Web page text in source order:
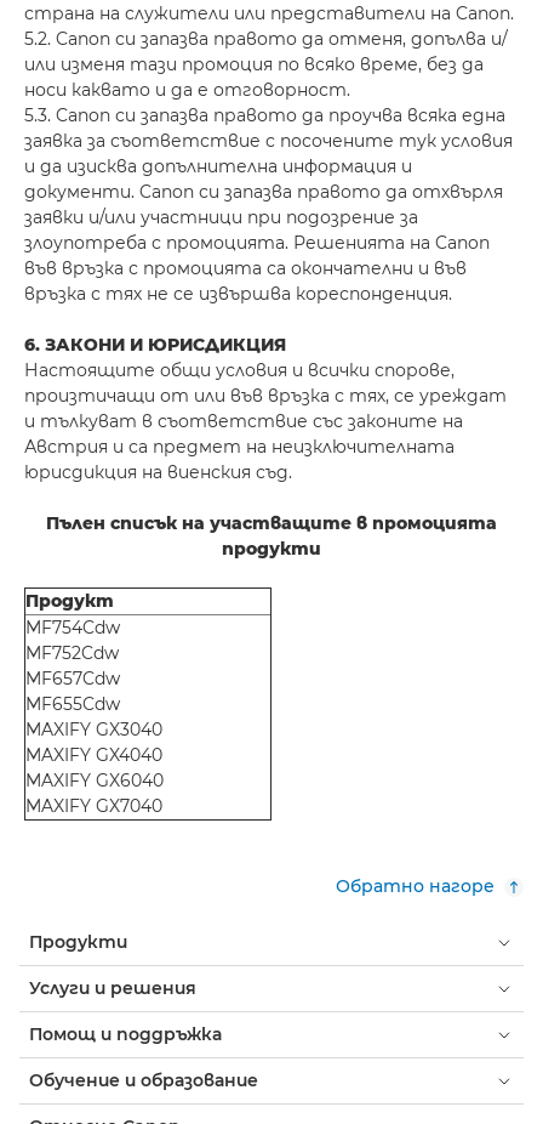
страна на служители или представители на Canon.
5.2. Canon си запазва правото да отменя, допълва и/
или изменя тази промоция по всяко време, без да
носи каквато и да е отговорност.
5.3. Canon си запазва правото да проучва всяка една
заявка за съответствие с посочените тук условия
и да изисква допълнителна информация и
документи. Canon си запазва правото да отхвърля
заявки и/или участници при подозрение за
злоупотреба с промоцията. Решенията на Canon
във връзка с промоцията са окончателни и във
връзка с тях не се извършва кореспонденция.
6. ЗАКОНИ И ЮРИСДИКЦИЯ
Настоящите общи условия и всички спорове,
произтичащи от или във връзка с тях, се уреждат
и тълкуват в съответствие със законите на
Австрия и са предмет на неизключителната
юрисдикция на виенския съд.
Пълен списък на участващите в промоцията
продукти
Продукт
MF754Cdw
MF752Cdw
MF657Cdw
MF655Cdw
MAXIFY GX3040
MAXIFY GX4040
MAXIFY GX6040
MAXIFY GX7040
Обратно нагоре
Продукти
Услуги и решения
Помощ и поддръжка
Обучение и образование